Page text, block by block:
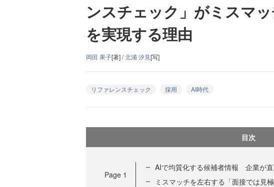
ンスチェック」がミスマ
を実現する理由
岡田 果子[著] /北浦 汐見[写]
リファレンスチェック 採用 AI時代
目次
Page 1
AIで均質化する候補者情報 企業が
ミスマッチを左右する「面接では見